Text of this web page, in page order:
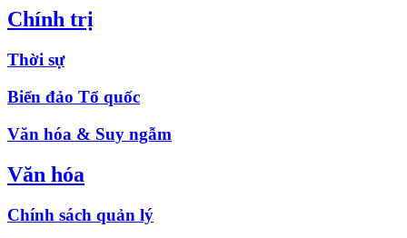
Chính trị
Thời sự
Biển đảo Tổ quốc
Văn hóa & Suy ngẫm
Văn hóa
Chính sách quản lý